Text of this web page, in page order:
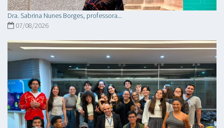
Dra. Sabrina Nunes Borges, professora...
07/08/2026